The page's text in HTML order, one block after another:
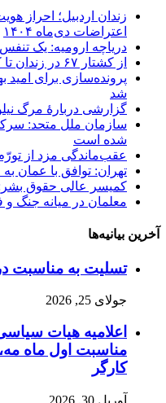
اعتراضات دی‌ماه ۱۴۰۴
دریاچه ارومیه: یک
از کشتار ۶۷ در زندان تا کشتار ۱۴۰۴ در خیابان
شد
گزارشی دربارهٔ مرگ
سازمان ملل متحد:
شده است
عقب‌ماندگی مزد از
تهران: توافق با عمان
کمیسر عالی حقوق بشر:
معلمان در میانه جنگ و
آخرین بیانیه‌ها
تسلیت به مناسبت
جولای 25, 2026
اعلامیه هیات
کارگر
آوریل 30, 2026